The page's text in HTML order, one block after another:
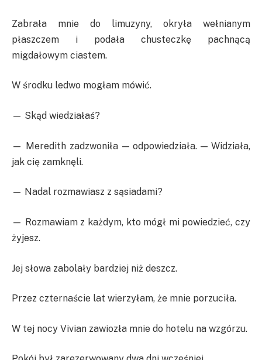
Zabrała mnie do limuzyny, okryła wełnianym
płaszczem i podała chusteczkę pachnącą
migdałowym ciastem.
W środku ledwo mogłam mówić.
— Skąd wiedziałaś?
— Meredith zadzwoniła — odpowiedziała. — Widziała,
jak cię zamknęli.
— Nadal rozmawiasz z sąsiadami?
— Rozmawiam z każdym, kto mógł mi powiedzieć, czy
żyjesz.
Jej słowa zabolały bardziej niż deszcz.
Przez czternaście lat wierzyłam, że mnie porzuciła.
W tej nocy Vivian zawiozła mnie do hotelu na wzgórzu.